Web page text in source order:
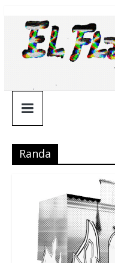
contenido
¯\_(ツ)_/
¯
Randa